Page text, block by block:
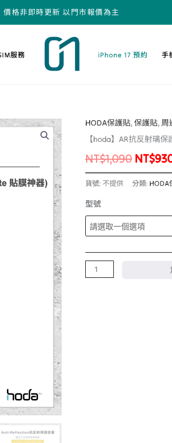
價格非即時更新 以門市報價為主
服務 iPhone 17 預約 手
HODA保護貼, 保護貼, 周
【hoda】AR抗反射璃
NT$1,090
原
始
價
NT$
貨號: 不提供 分類: HODA
型號
【hoda】
AR
抗
射
護
Google
Pixel